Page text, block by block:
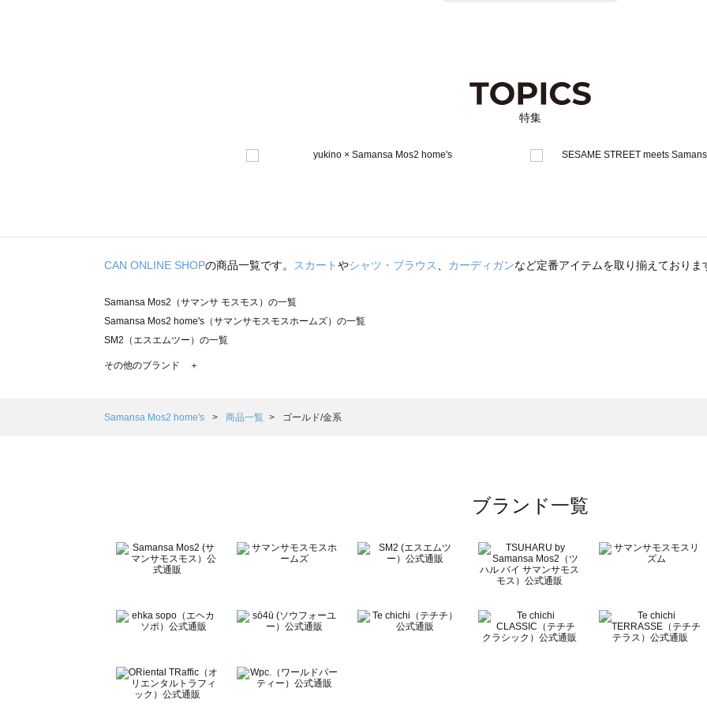
特集
CAN ONLINE SHOPの商品一覧です。 スカートやシャツ・ブラウス、 カーディガンなど定番アイテムを取り揃えておりま
Samansa Mos2（サマンサ モスモス）の一覧
Samansa Mos2 home's（サマンサモスモスホームズ）の一覧
SM2（エスエムツー）の一覧
TSUHARU by Samansa Mos2（ツハルバイサマンサモスモス）の一覧
Samansa Mos2 Lagom（サマンサモスモス ラーゴム）の一覧
BETTY'S BLUE（べティーズブルー）の一覧
Wpc.（ワールドパーティー）の一覧
その他のブランド ＋
Samansa Mos2 home's 商品一覧 ゴールド/金系
ブランド一覧